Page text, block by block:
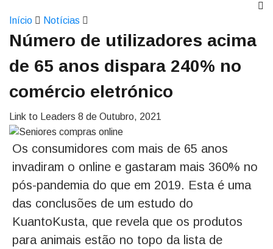
Início Notícias
Número de utilizadores acima
de 65 anos dispara 240% no
comércio eletrónico
Link to Leaders 8 de Outubro, 2021
Os consumidores com mais de 65 anos
invadiram o online e gastaram mais 360% no
pós-pandemia do que em 2019. Esta é uma
das conclusões de um estudo do
KuantoKusta, que revela que os produtos
para animais estão no topo da lista de